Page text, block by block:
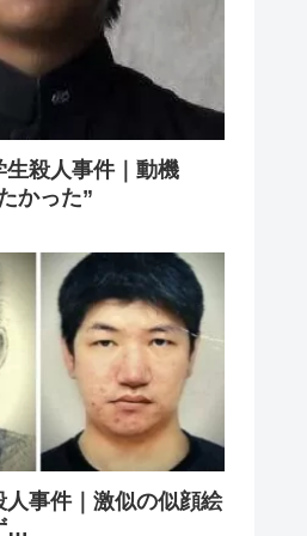
殺人事件｜動機
かった”
事件｜激似の似顔絵
…